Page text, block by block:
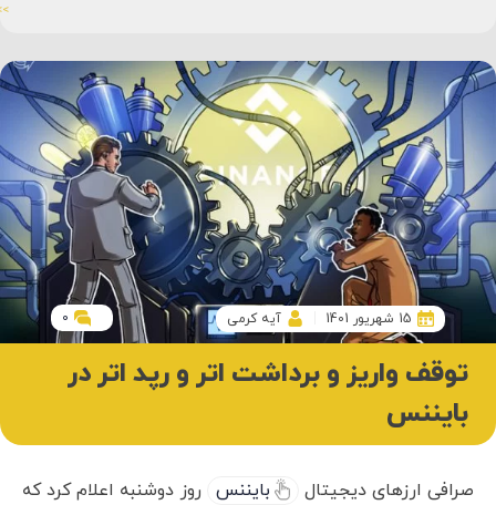
توقف واریز و برداشت اتر و رپد اتر در
بایننس
15 شهریور 1401 آیه کرمی 0
صرافی ارزهای دیجیتال بایننس
روز دوشنبه اعلام کرد که